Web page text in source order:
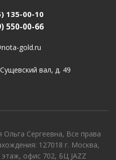
135-00-10
550-00-66
gold.ru
вал, д. 49
Сергеевна, Все права
127018 г. Москва,
офис 702, БЦ JAZZ